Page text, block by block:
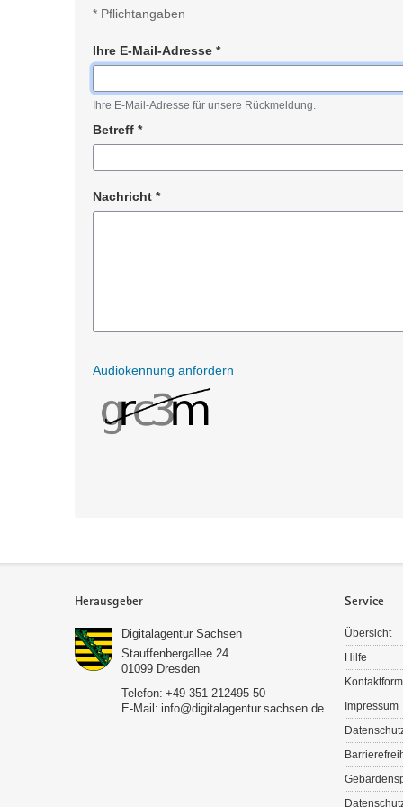
*Pflichtangaben
Ihre E-Mail-Adresse*
Pflichtangabe
Ihre E-Mail-Adresse für unsere Rückmeldung.
Betreff*
Nachricht*
Audiokennung anfordern
Herausgeber
Digitalagentur Sachsen
Stauffenbergallee 24
01099 Dresden
Telefon: +49 351 212495-50
E-Mail: info@digitalagentur.sachsen.de
Service
Übersicht
Hilfe
Impressum